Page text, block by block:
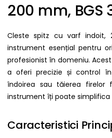
200 mm, BGS
Cleste spitz cu varf indoit,
instrument esențial pentru
profesionist în domeniu.
a oferi precizie și control
îndoirea sau tăierea firelor
instrument îți poate
Caracteristici